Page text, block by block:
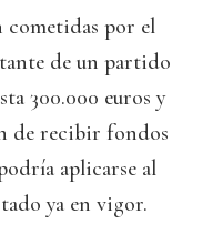
cometidas por el
de un partido
300.000 euros y
de recibir fondos
aplicarse al
ya en vigor.